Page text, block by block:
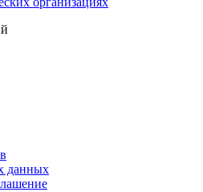
данных